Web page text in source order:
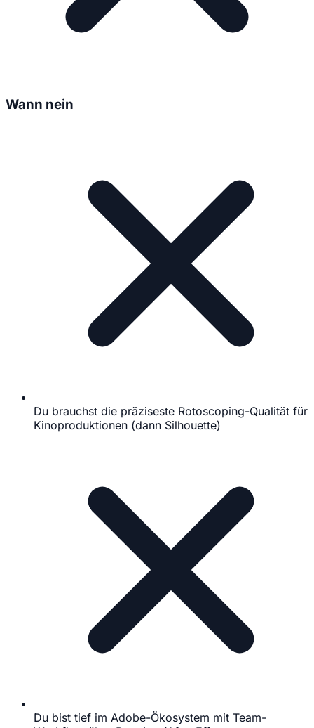
Wann nein
Du brauchst die präziseste Rotoscoping-Qualität für
Kinoproduktionen (dann Silhouette)
Du bist tief im Adobe-Ökosystem mit Team-